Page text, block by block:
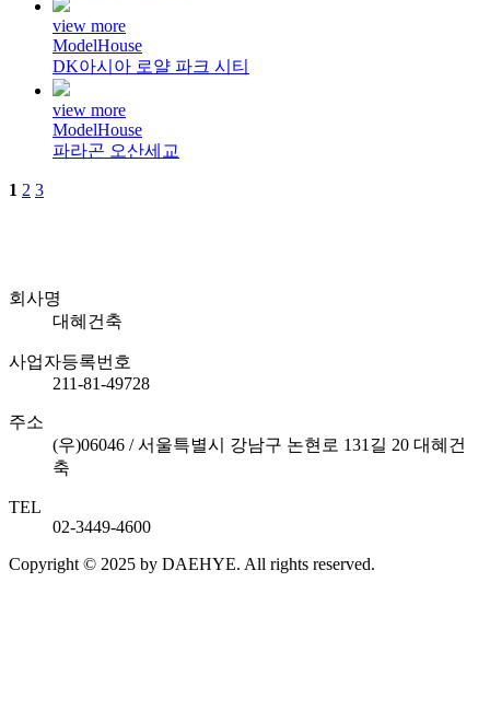
view more
ModelHouse
DK아시아 로얄 파크 시티
view more
ModelHouse
파라곤 오산세교
1 2 3
회사명
대혜건축
사업자등록번호
211-81-49728
주소
(우)06046 / 서울특별시 강남구 논현로 131길 20 대혜건
축
TEL
02-3449-4600
Copyright © 2025 by DAEHYE. All rights reserved.